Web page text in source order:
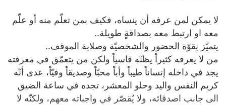
لا يمكن لمن عرفه أن ينساه، فكيف بمن تعلّم منه أو علّم
معه او ارتبط معه بصداقةٍ طويلة..
يتميّز بقوّة الحضور والشخصيّة وصلابة الموقف..
من لا يعرفه كثيراً يظنّه قاسياً ولكن من يتعمّق في معرفته
يجد في داخله إنساناً طيباً وأباً محبّاً وصديقاً وفيّاً، عدى أنّه
كريم النفس واليد وحلو المعشر، تجده في ساعة الضيق
الى جانب اصدقائه، ولا يُقصّر في واجباته معهم، ولكنّه لا